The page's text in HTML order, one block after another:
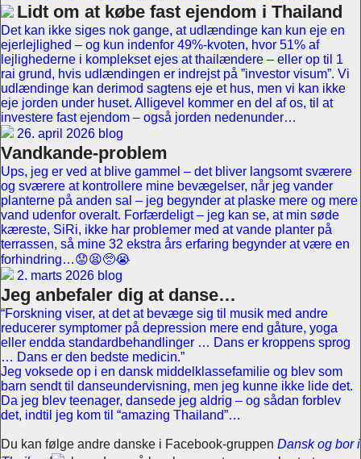
Lidt om at købe fast ejendom i Thailand
Det kan ikke siges nok gange, at udlændinge kan kun eje en
ejerlejlighed – og kun indenfor 49%-kvoten, hvor 51% af
lejlighederne i komplekset ejes at thailændere – eller op til 1
rai grund, hvis udlændingen er indrejst på ”investor visum”. Vi
udlændinge kan derimod sagtens eje et hus, men vi kan ikke
eje jorden under huset. Alligevel kommer en del af os, til at
investere fast ejendom – også jorden nedenunder…
26. april 2026 blog
Vandkande-problem
Ups, jeg er ved at blive gammel – det bliver langsomt sværere
og sværere at kontrollere mine bevægelser, når jeg vander
planterne på anden sal – jeg begynder at plaske mere og mere
vand udenfor overalt. Forfærdeligt – jeg kan se, at min søde
kæreste, SiRi, ikke har problemer med at vande planter på
terrassen, så mine 32 ekstra års erfaring begynder at være en
forhindring…😟😫🥺😭
2. marts 2026 blog
Jeg anbefaler dig at danse…
“Forskning viser, at det at bevæge sig til musik med andre
reducerer symptomer på depression mere end gåture, yoga
eller endda standardbehandlinger … Dans er kroppens sprog
… Dans er den bedste medicin.”
Jeg voksede op i en dansk middelklassefamilie og blev som
barn sendt til danseundervisning, men jeg kunne ikke lide det.
Da jeg blev teenager, dansede jeg aldrig – og sådan forblev
det, indtil jeg kom til “amazing Thailand”…
Du kan følge andre danske i Facebook-gruppen Dansk og bor i